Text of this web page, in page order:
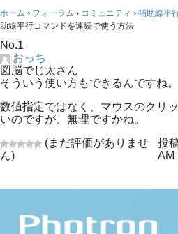
ホーム › フォーラム › コミュニティ › 補助線平
助線平行コマンドを連続で使う方法
No.1
おっち
図脳でじ太さん
そういう使い方もできるんですね。
数値指定ではなく、マウスのクリ
いのですが、無理ですかね。
(まだ評価がありませ
ん)
投
AM